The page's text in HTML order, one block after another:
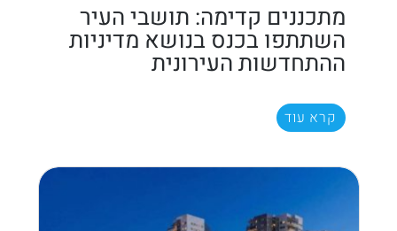
מתכננים קדימה: תושבי העיר
השתתפו בכנס בנושא מדיניות
ההתחדשות העירונית
קרא עוד